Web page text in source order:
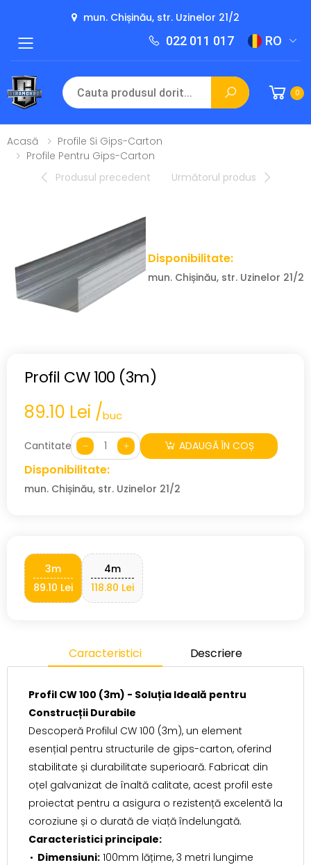
mun. Chișinău, str. Uzinelor 21/2
022 011 017 RO
Toggle mobile menu
0
Acasă
Profile Si Gips-Carton
Profile Pentru Gips-Carton
Produsul precedent
Următorul produs
Disponibilitate:
mun. Chișinău, str. Uzinelor 21/2
Profil CW 100 (3m)
89.10 Lei /buc
Cantitate: ADAUGĂ ÎN COȘ
Disponibilitate:
mun. Chișinău, str. Uzinelor 21/2
3m
89.10 Lei
4m
118.80 Lei
Caracteristici Descriere
Profil CW 100 (3m) - Soluția Ideală pentru
Construcții Durabile
Descoperă Profilul CW 100 (3m), un element
esențial pentru structurile de gips-carton, oferind
stabilitate și durabilitate superioară. Fabricat din
oțel galvanizat de înaltă calitate, acest profil este
proiectat pentru a asigura o rezistență excelentă la
coroziune și o durată de viață îndelungată.
Caracteristici principale:
Dimensiuni: 100mm lățime, 3 metri lungime